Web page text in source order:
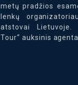
metų pradžios
lenkų
atstovai Lietuvoje.
Tour“ auksinis